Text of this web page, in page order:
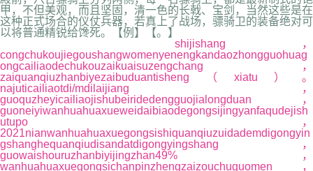
甲，不但美观，而且坚固，清一色的长戟、宝剑，当然这些是在
这种正式场合的仪仗兵器，若真上了战场，骠骑卫的装备绝对可
以将普通精锐给馋死。【例】【。】
shijishang，
congchukoujiegoushangwomenyenengkandaozhongguohuag
ongcailiaodechukouzaikuaisuzengchang，
zaiquanqiuzhanbiyezaibuduantisheng（xiatu）。
najuticailiaotdi/mdilaijiang，
guoquzheyicailiaojishubeiridedengguojialongduan，
guoneiyiwanhuahuaxueweidaibiaodegongsijingyanfaqudejish
utupo，
2021nianwanhuahuaxuegongsishiquanqiuzuidademdigongyin
gshanghequanqiudisandatdigongyingshang，
guowaishouruzhanbiyijingzhan49%，
wanhuahuaxuegongsichanpinzhengzaizouchuguomen，